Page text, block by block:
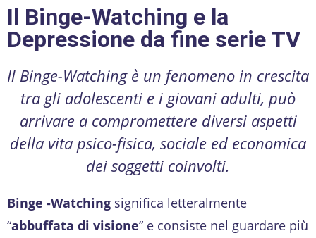
Il Binge-Watching e la
Depressione da fine serie TV
Il Binge-Watching è un fenomeno in crescita
tra gli adolescenti e i giovani adulti, può
arrivare a compromettere diversi aspetti
della vita psico-fisica, sociale ed economica
dei soggetti coinvolti.
Binge -Watching significa letteralmente
“abbuffata di visione” e consiste nel guardare più